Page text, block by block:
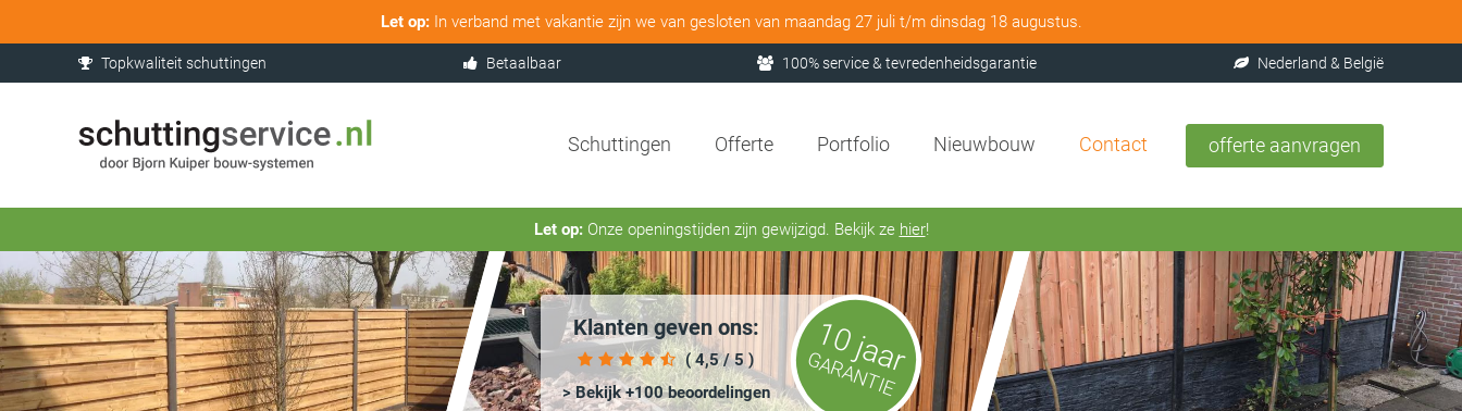
Let op:In verband met vakantie zijn we van gesloten van maandag 27 juli t/m dinsdag 18 augustus.
Topkwaliteit schuttingen Betaalbaar 100% service & tevredenheidsgarantie Nederland & België
Schuttingen Offerte Portfolio Nieuwbouw Contact offerte aanvragen
Let op:Onze openingstijden zijn gewijzigd. Bekijk ze hier!
Klanten geven ons:
( 4,5 / 5 )
> Bekijk +100 beoordelingen
10 jaar
GARANTIE